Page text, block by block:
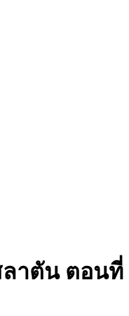
ลาตัน ตอนที่